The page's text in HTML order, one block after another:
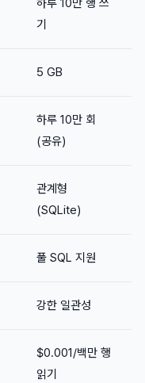
하루 10만 행 쓰
기
5 GB
하루 10만 회
(공유)
관계형
(SQLite)
풀 SQL 지원
강한 일관성
$0.001/백만 행
읽기